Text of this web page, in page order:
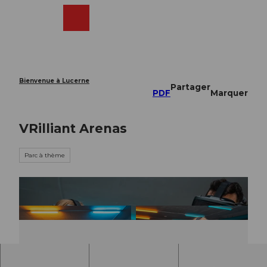
Bienvenue à Lucerne
PDF
Partager
Marquer
VRilliant Arenas
Parc à thème